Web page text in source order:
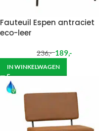
Fauteuil Espen antraciet
eco-leer
236,- 189,-
IN WINKELWAGEN